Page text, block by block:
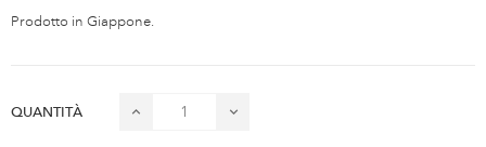
Prodotto in Giappone.
QUANTITÀ